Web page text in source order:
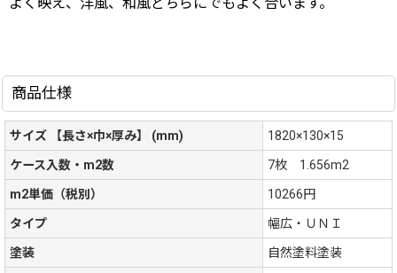
商品仕様
サイズ 【長さ×巾×厚み】 (mm) 1820×130×15
ケース入数・m2数 7枚 1.656m2
m2単価（税別） 10266円
タイプ 幅広・ＵＮＩ
塗装 自然塗料塗装